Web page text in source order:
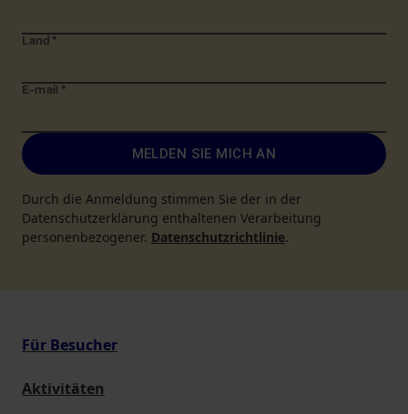
Land *
E-mail *
MELDEN SIE MICH AN
Durch die Anmeldung stimmen Sie der in der
Datenschutzerklärung enthaltenen Verarbeitung
personenbezogener. Datenschutzrichtlinie.
Für Besucher
Aktivitäten